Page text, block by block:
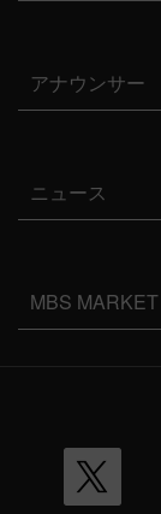
アナウンサー
ニュース
MBS MARKET